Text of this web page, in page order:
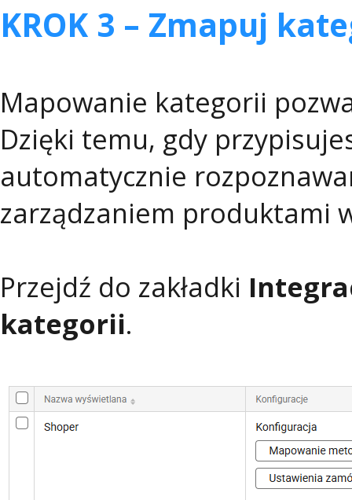
KROK 3 – Zmapuj
Mapowanie kategorii
Dzięki temu, gdy
automatycznie
zarządzaniem produktami
Przejdź do zakładki
kategorii.